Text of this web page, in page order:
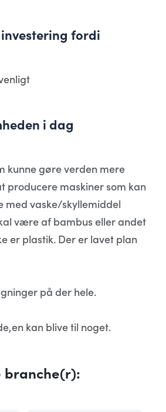
fordi
i dag
kunne gøre verden mere
producere maskiner som kan
med vaske/skyllemiddel
være af bambus eller andet
er plastik. Der er lavet plan
på der hele.
kan blive til noget.
branche(r):